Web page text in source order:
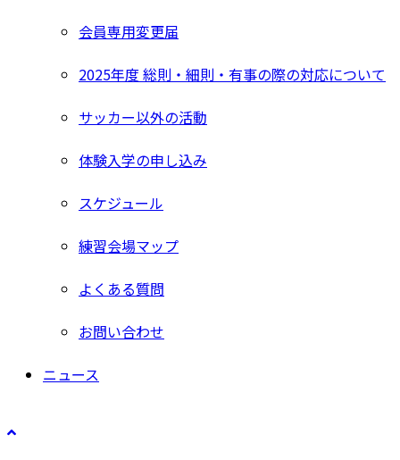
会員専用変更届
2025年度 総則・細則・有事の際の対応について
サッカー以外の活動
体験入学の申し込み
スケジュール
練習会場マップ
よくある質問
お問い合わせ
ニュース